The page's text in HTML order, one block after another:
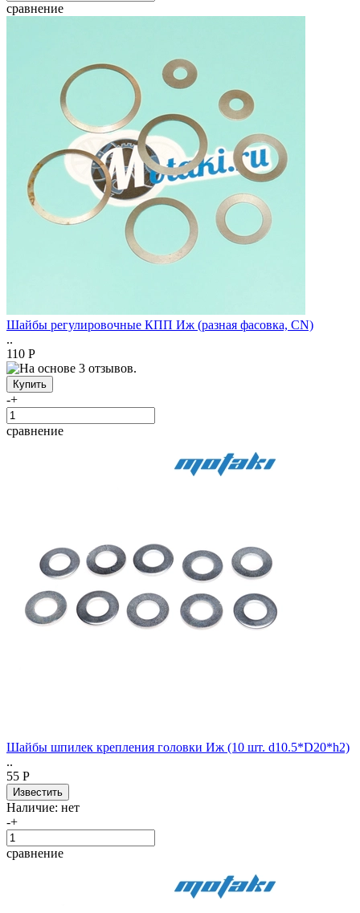
сравнение
Шайбы регулировочные КПП Иж (разная фасовка, CN)
..
110 Р
-+
сравнение
Шайбы шпилек крепления головки Иж (10 шт. d10.5*D20*h2)
..
55 Р
Наличие: нет
-+
сравнение